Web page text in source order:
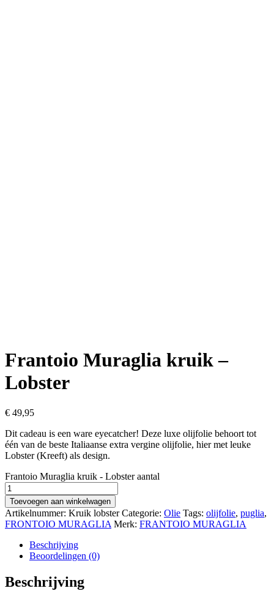
Frantoio Muraglia kruik –
Lobster
€ 49,95
Dit cadeau is een ware eyecatcher! Deze luxe olijfolie behoort tot
één van de beste Italiaanse extra vergine olijfolie, hier met leuke
Lobster (Kreeft) als design.
Frantoio Muraglia kruik - Lobster aantal
Toevoegen aan winkelwagen
Artikelnummer: Kruik lobster Categorie: Olie Tags: olijfolie, puglia,
FRONTOIO MURAGLIA Merk: FRANTOIO MURAGLIA
Beschrijving
Beoordelingen (0)
Beschrijving